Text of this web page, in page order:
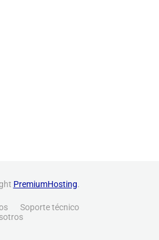
PremiumHosting.
Soporte técnico